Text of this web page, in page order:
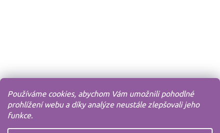
Používáme cookies, abychom Vám umožnili pohodlné
prohlížení webu a díky analýze neustále zlepšovali jeho
funkce.